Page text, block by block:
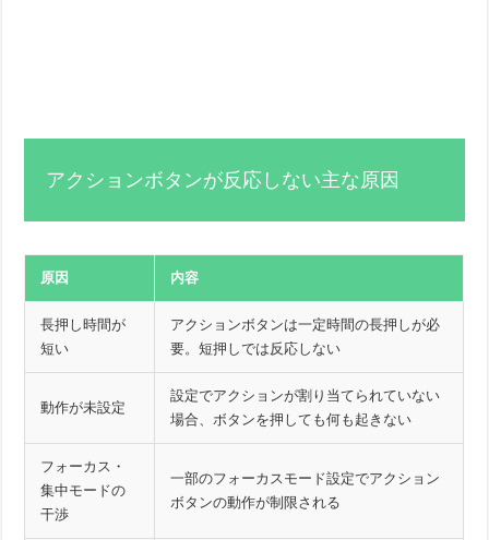
アクションボタンが反応しない主な原因
原因 内容
長押し時間が
短い
アクションボタンは一定時間の長押しが必
要。短押しでは反応しない
動作が未設定
設定でアクションが割り当てられていない
場合、ボタンを押しても何も起きない
フォーカス・
集中モードの
干渉
一部のフォーカスモード設定でアクション
ボタンの動作が制限される